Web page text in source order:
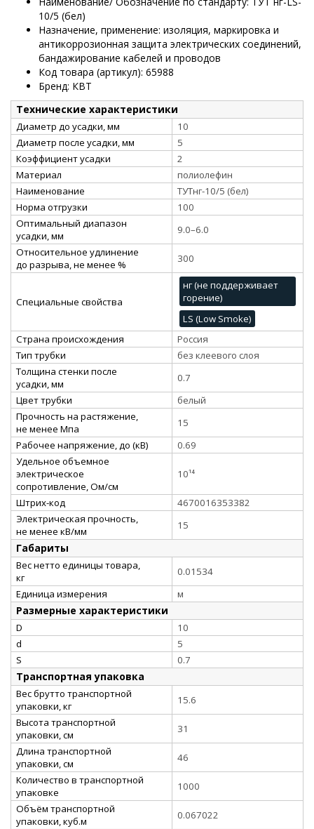
10/5 (бел)
Назначение, применение: изоляция, маркировка и
антикоррозионная защита электрических соединений,
бандажирование кабелей и проводов
Код товара (артикул): 65988
Бренд: КВТ
Технические характеристики
Диаметр до усадки, мм
10
Диаметр после усадки, мм
5
Коэффициент усадки
2
Материал
полиолефин
Наименование
ТУТнг-10/5 (бел)
Норма отгрузки
100
Оптимальный диапазон
усадки, мм
9.0–6.0
Относительное удлинение
до разрыва, не менее %
300
Специальные свойства
нг (не поддерживает
горение)
LS (Low Smoke)
Страна происхождения
Россия
Тип трубки
без клеевого слоя
Толщина стенки после
усадки, мм
0.7
Цвет трубки
белый
Прочность на растяжение,
не менее Мпа
15
Рабочее напряжение, до (кВ)
0.69
Удельное объемное
электрическое
сопротивление, Ом/см
10¹⁴
Штрих-код
4670016353382
Электрическая прочность,
не менее кВ/мм
15
Габариты
Вес нетто единицы товара,
кг
0.01534
Единица измерения
м
Размерные характеристики
D
10
d
5
S
0.7
Транспортная упаковка
Вес брутто транспортной
упаковки, кг
15.6
Высота транспортной
упаковки, см
31
Длина транспортной
упаковки, см
46
Количество в транспортной
упаковке
1000
Объём транспортной
упаковки, куб.м
0.067022